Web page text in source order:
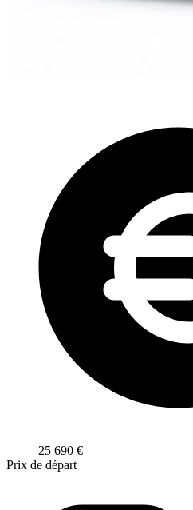
25 690 €
Prix de départ